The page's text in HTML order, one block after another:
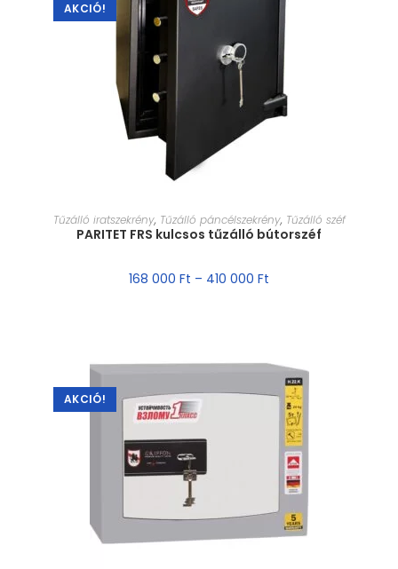
AKCIÓ!
MÉRET VÁLASZTÁSA
Tűzálló iratszekrény, Tűzálló páncélszekrény, Tűzálló széf
PARITET FRS kulcsos tűzálló bútorszéf
168 000 Ft – 410 000 Ft
AKCIÓ!